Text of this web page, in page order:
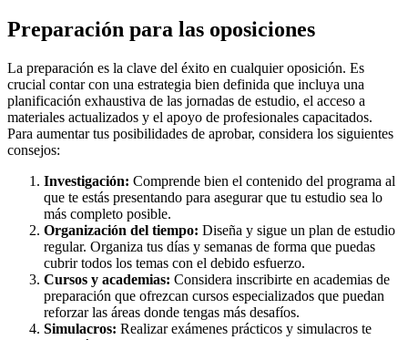
Preparación para las oposiciones
La preparación es la clave del éxito en cualquier oposición. Es
crucial contar con una estrategia bien definida que incluya una
planificación exhaustiva de las jornadas de estudio, el acceso a
materiales actualizados y el apoyo de profesionales capacitados.
Para aumentar tus posibilidades de aprobar, considera los siguientes
consejos:
Investigación: Comprende bien el contenido del programa al
que te estás presentando para asegurar que tu estudio sea lo
más completo posible.
Organización del tiempo: Diseña y sigue un plan de estudio
regular. Organiza tus días y semanas de forma que puedas
cubrir todos los temas con el debido esfuerzo.
Cursos y academias: Considera inscribirte en academias de
preparación que ofrezcan cursos especializados que puedan
reforzar las áreas donde tengas más desafíos.
Simulacros: Realizar exámenes prácticos y simulacros te